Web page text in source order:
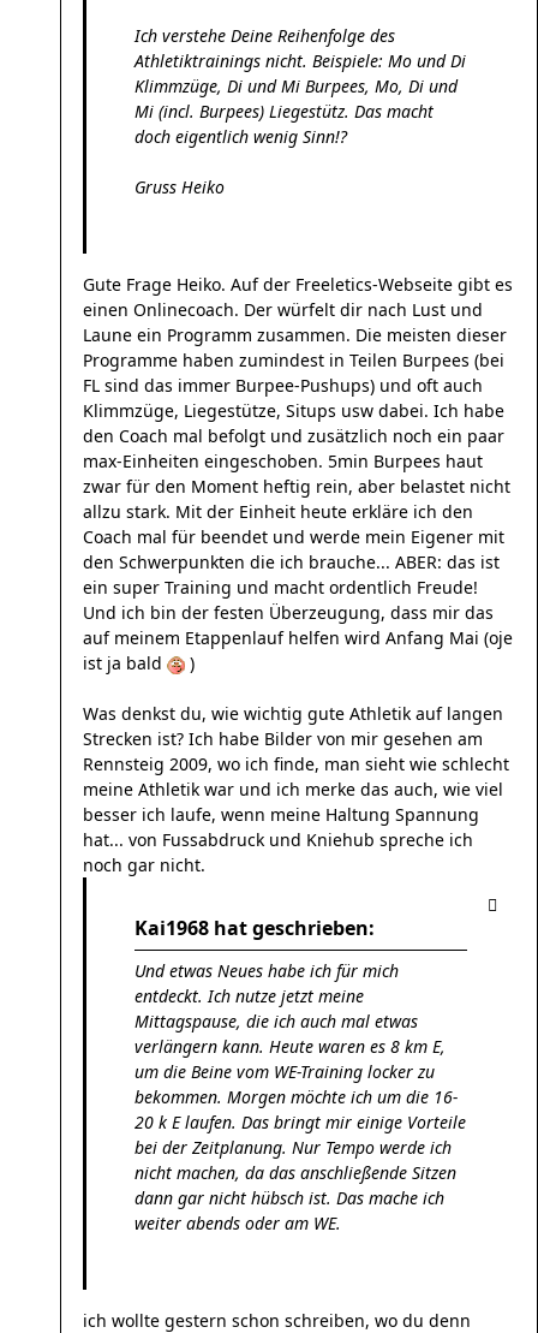
Ich verstehe Deine Reihenfolge des
Athletiktrainings nicht. Beispiele: Mo und Di
Klimmzüge, Di und Mi Burpees, Mo, Di und
Mi (incl. Burpees) Liegestütz. Das macht
doch eigentlich wenig Sinn!?
Gruss Heiko
Gute Frage Heiko. Auf der Freeletics-Webseite gibt es
einen Onlinecoach. Der würfelt dir nach Lust und
Laune ein Programm zusammen. Die meisten dieser
Programme haben zumindest in Teilen Burpees (bei
FL sind das immer Burpee-Pushups) und oft auch
Klimmzüge, Liegestütze, Situps usw dabei. Ich habe
den Coach mal befolgt und zusätzlich noch ein paar
max-Einheiten eingeschoben. 5min Burpees haut
zwar für den Moment heftig rein, aber belastet nicht
allzu stark. Mit der Einheit heute erkläre ich den
Coach mal für beendet und werde mein Eigener mit
den Schwerpunkten die ich brauche... ABER: das ist
ein super Training und macht ordentlich Freude!
Und ich bin der festen Überzeugung, dass mir das
auf meinem Etappenlauf helfen wird Anfang Mai (oje
ist ja bald
)
Was denkst du, wie wichtig gute Athletik auf langen
Strecken ist? Ich habe Bilder von mir gesehen am
Rennsteig 2009, wo ich finde, man sieht wie schlecht
meine Athletik war und ich merke das auch, wie viel
besser ich laufe, wenn meine Haltung Spannung
hat... von Fussabdruck und Kniehub spreche ich
noch gar nicht.
Kai1968 hat geschrieben:
Und etwas Neues habe ich für mich
entdeckt. Ich nutze jetzt meine
Mittagspause, die ich auch mal etwas
verlängern kann. Heute waren es 8 km E,
um die Beine vom WE-Training locker zu
bekommen. Morgen möchte ich um die 16-
20 k E laufen. Das bringt mir einige Vorteile
bei der Zeitplanung. Nur Tempo werde ich
nicht machen, da das anschließende Sitzen
dann gar nicht hübsch ist. Das mache ich
weiter abends oder am WE.
ich wollte gestern schon schreiben, wo du denn